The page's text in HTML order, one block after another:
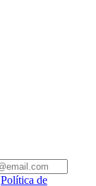
Política de